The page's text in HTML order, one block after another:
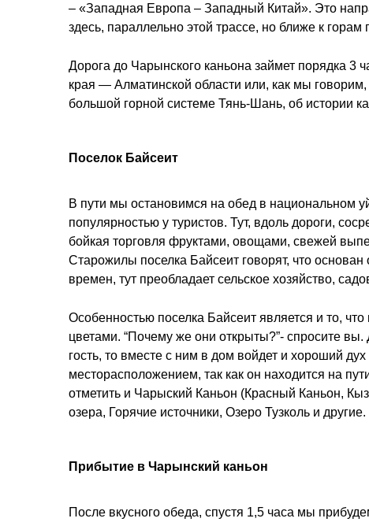
– «Западная Европа – Западный Китай». Это
здесь, параллельно этой трассе, но ближе к
Дорога до Чарынского каньона займет порядка
края — Алматинской области или, как мы
большой горной системе Тянь-Шань, об истории
Поселок Байсеит
В пути мы остановимся на обед в национальном
популярностью у туристов. Тут, вдоль дороги,
бойкая торговля фруктами, овощами, свежей
Старожилы поселка Байсеит говорят, что
времен, тут преобладает сельское хозяйство,
Особенностью поселка Байсеит является и то,
цветами. “Почему же они открыты?”- спросите вы.
гость, то вместе с ним в дом войдет и хороший
месторасположением, так как он находится на
отметить и Чарыский Каньон (Красный Каньон,
озера, Горячие источники, Озеро Тузколь и другие.
Прибытие в Чарынский каньон
После вкусного обеда, спустя 1,5 часа мы